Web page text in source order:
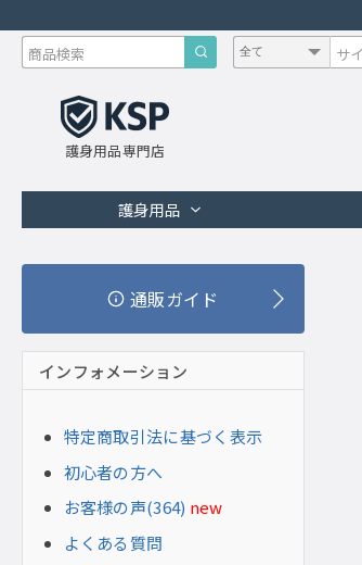
護身用品専門店
護身用品
通販ガイド
インフォメーション
特定商取引法に基づく表示
初心者の方へ
お客様の声(364) new
よくある質問